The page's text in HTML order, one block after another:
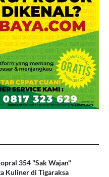
354 "Sak Wajan"
Kuliner di Tigaraksa